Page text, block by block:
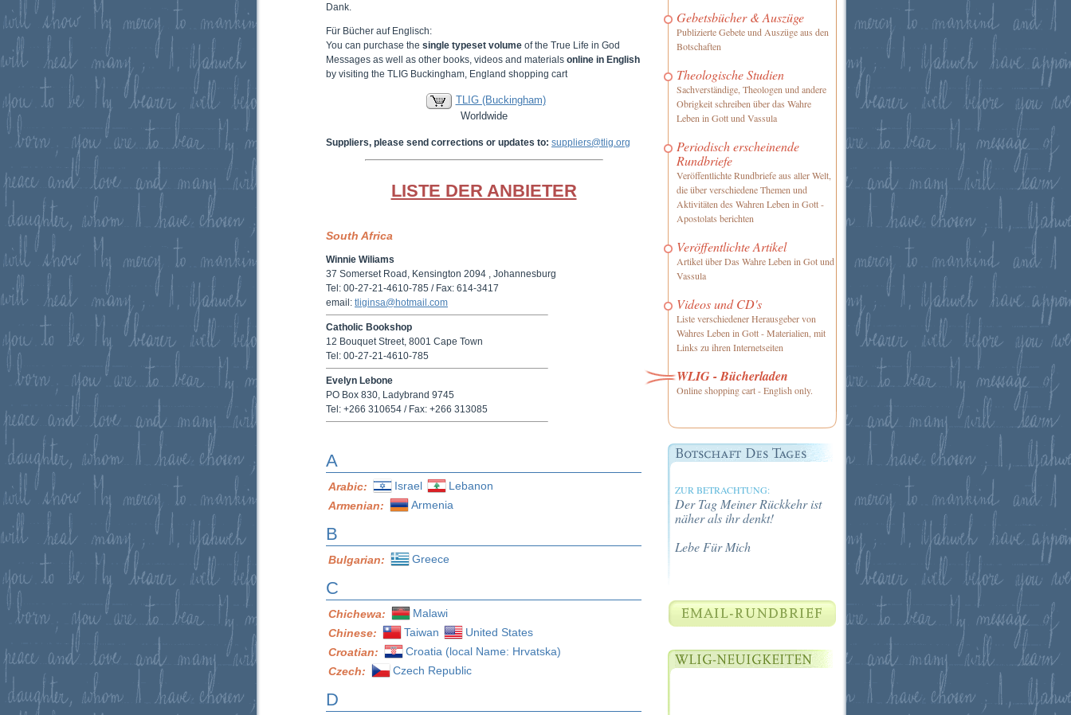
Dank.
Für Bücher auf Englisch:
You can purchase the single typeset volume of the True Life in God
Messages as well as other books, videos and materials online in English
by visiting the TLIG Buckingham, England shopping cart
TLIG (Buckingham)
Worldwide
Suppliers, please send corrections or updates to: suppliers@tlig.org
LISTE DER ANBIETER
South Africa
Winnie Wiliams
37 Somerset Road, Kensington 2094 , Johannesburg
Tel: 00-27-21-4610-785 / Fax: 614-3417
email: tliginsa@hotmail.com
Catholic Bookshop
12 Bouquet Street, 8001 Cape Town
Tel: 00-27-21-4610-785
Evelyn Lebone
PO Box 830, Ladybrand 9745
Tel: +266 310654 / Fax: +266 313085
A
Arabic: Israel
Lebanon
Armenian:
Armenia
B
Bulgarian: Greece
C
Chichewa:
Malawi
Chinese:
Taiwan
United States
Croatian:
Croatia (local Name: Hrvatska)
Czech:
Czech Republic
D
Gebetsbücher & Auszüge
Publizierte Gebete und Auszüge aus den
Botschaften
Theologische Studien
Sachverständige, Theologen und andere
Obrigkeit schreiben über das Wahre
Leben in Gott und Vassula
Periodisch erscheinende
Rundbriefe
Veröffentlichte Rundbriefe aus aller Welt,
die über verschiedene Themen und
Aktivitäten des Wahren Leben in Gott -
Apostolats berichten
Veröffentlichte Artikel
Artikel über Das Wahre Leben in Got und
Vassula
Videos und CD's
Liste verschiedener Herausgeber von
Wahres Leben in Gott - Materialien, mit
Links zu ihren Internetseiten
WLIG - Bücherladen
Online shopping cart - English only.
ZUR BETRACHTUNG:
Der Tag Meiner Rückkehr ist
näher als ihr denkt!
Lebe Für Mich